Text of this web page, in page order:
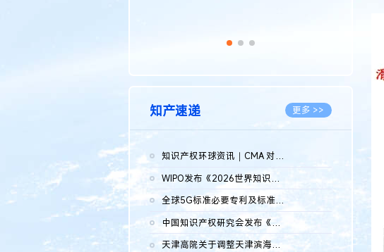
知产速递 更多 >>
知识产权环球资讯｜CMA 对微软发起调查；批量搬运二手平台数据构...
WIPO发布《2026世界知识产权报告》 含报告全文
全球5G标准必要专利及标准提案研究报告（2026年）全文发布
中国知识产权研究会发布《2025年度中国企业海外知识产权纠纷调查...
2026.08.07
天津高院关于调整天津滨海高新技术产业开发区华苑科技园一审普通...